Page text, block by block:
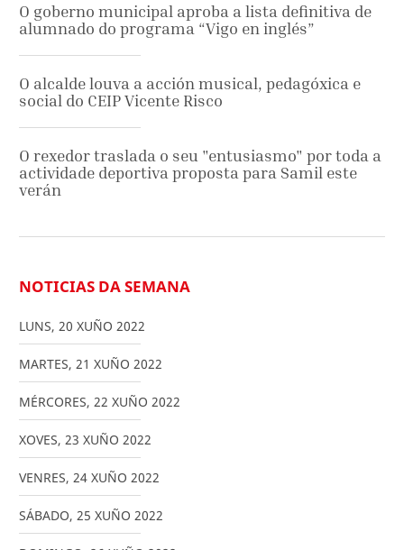
O goberno municipal aproba a lista definitiva de
alumnado do programa “Vigo en inglés”
O alcalde louva a acción musical, pedagóxica e
social do CEIP Vicente Risco
O rexedor traslada o seu "entusiasmo" por toda a
actividade deportiva proposta para Samil este
verán
NOTICIAS DA SEMANA
LUNS, 20 XUÑO 2022
MARTES, 21 XUÑO 2022
MÉRCORES, 22 XUÑO 2022
XOVES, 23 XUÑO 2022
VENRES, 24 XUÑO 2022
SÁBADO, 25 XUÑO 2022